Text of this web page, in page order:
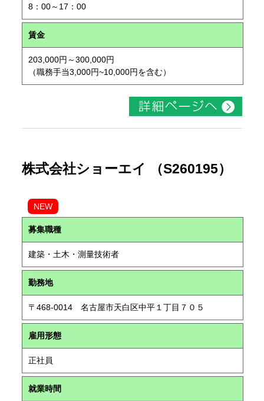
8：00～17：00
賃金
203,000円～300,000円
（職務手当3,000円~10,000円を含む）
株式会社ショーエイ （S260195）
NEW
募集職種
建築・土木・測量技術者
勤務地
〒468-0014 名古屋市天白区中平１丁目７０５
雇用形態
正社員
就業時間